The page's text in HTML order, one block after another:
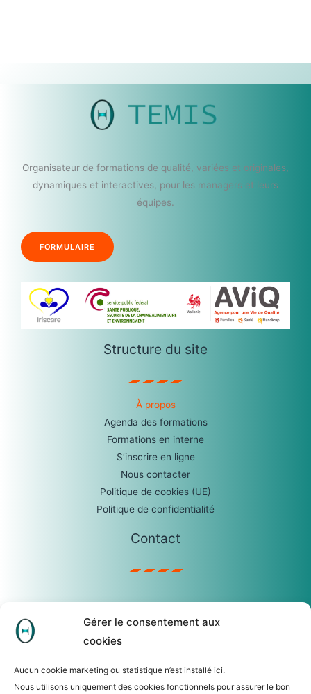
Gérer le consentement aux
cookies
Aucun cookie marketing ou statistique n’est installé ici.
Nous utilisons uniquement des cookies fonctionnels pour assurer le bon
Organisateur de formations de qualité, variées et originales,
dynamiques et interactives, pour les managers et leurs
équipes.
FORMULAIRE
Structure du site
À propos
Agenda des formations
Formations en interne
S’inscrire en ligne
Nous contacter
Politique de cookies (UE)
Politique de confidentialité
Contact
R. Lauwers, 62 – 1560 Hoeilaart
N° d’entreprise : 0465.279.306